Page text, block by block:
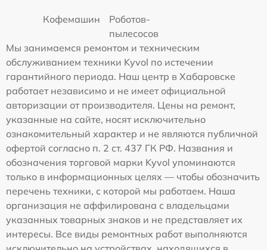
Кофемашин
Роботов-
пылесосов
Мы занимаемся ремонтом и техническим
обслуживанием техники Kyvol по истечении
гарантийного периода. Наш центр в Хабаровске
работает независимо и не имеет официальной
авторизации от производителя. Цены на ремонт,
указанные на сайте, носят исключительно
ознакомительный характер и не являются публичной
офертой согласно п. 2 ст. 437 ГК РФ. Названия и
обозначения торговой марки Kyvol упоминаются
только в информационных целях — чтобы обозначить
перечень техники, с которой мы работаем. Наша
организация не аффилирована с владельцами
указанных товарных знаков и не представляет их
интересы. Все виды ремонтных работ выполняются